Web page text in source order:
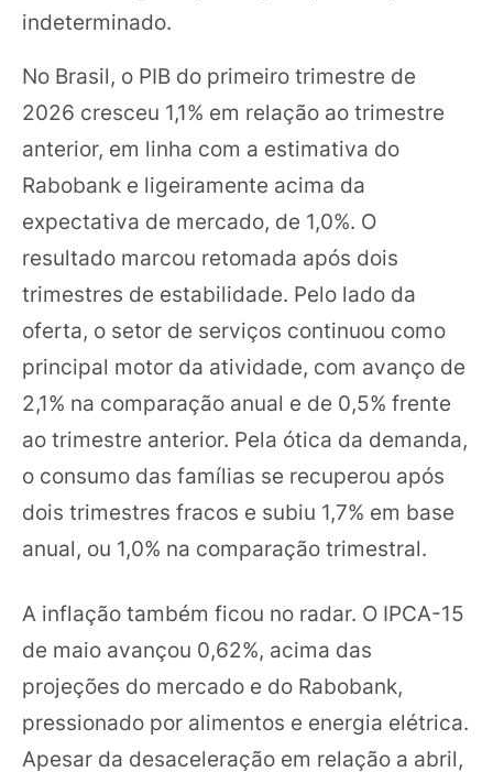
indeterminado.
No Brasil, o PIB do primeiro trimestre de
2026 cresceu 1,1% em relação ao trimestre
anterior, em linha com a estimativa do
Rabobank e ligeiramente acima da
expectativa de mercado, de 1,0%. O
resultado marcou retomada após dois
trimestres de estabilidade. Pelo lado da
oferta, o setor de serviços continuou como
principal motor da atividade, com avanço de
2,1% na comparação anual e de 0,5% frente
ao trimestre anterior. Pela ótica da demanda,
o consumo das famílias se recuperou após
dois trimestres fracos e subiu 1,7% em base
anual, ou 1,0% na comparação trimestral.
A inflação também ficou no radar. O IPCA-15
de maio avançou 0,62%, acima das
projeções do mercado e do Rabobank,
pressionado por alimentos e energia elétrica.
Apesar da desaceleração em relação a abril,